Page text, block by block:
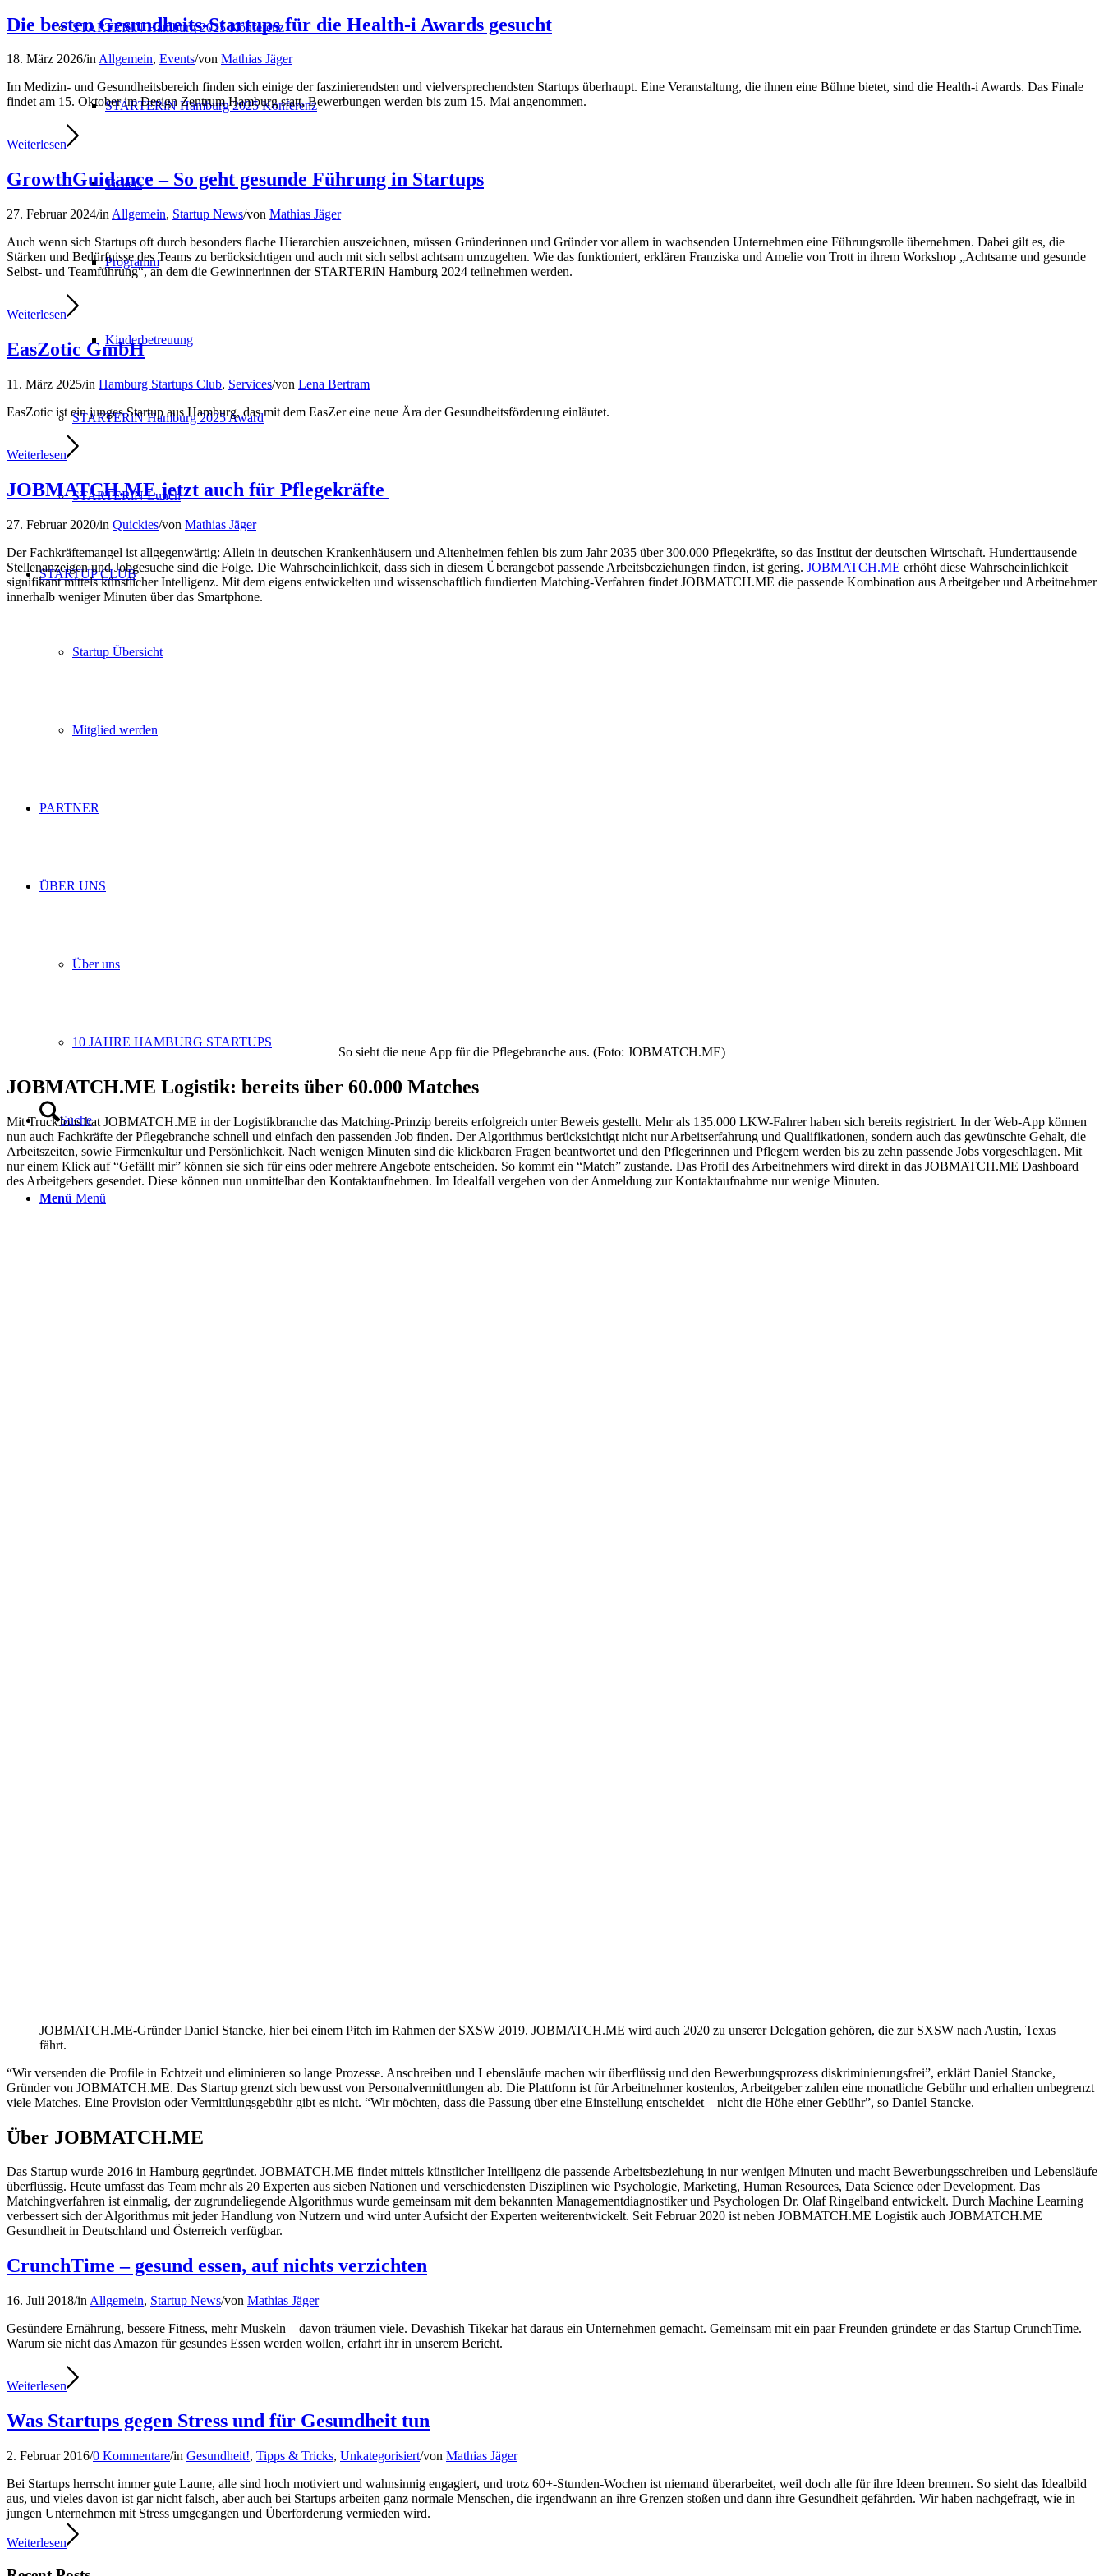
STARTERiN Hamburg 2025 Konferenz
STARTERiN Hamburg 2025 Konferenz
Tickets
Programm
Kinderbetreuung
STARTERiN Hamburg 2025 Award
STARTERiN Lunch
STARTUP CLUB
Startup Übersicht
Mitglied werden
PARTNER
ÜBER UNS
Über uns
10 JAHRE HAMBURG STARTUPS
Suche
Menü Menü
Die besten Gesundheits-Startups für die Health-i Awards gesucht
18. März 2026/inAllgemein, Events/von Mathias Jäger
Im Medizin- und Gesundheitsbereich finden sich einige der faszinierendsten und vielversprechendsten Startups überhaupt. Eine Veranstaltung, die ihnen eine Bühne bietet, sind die Health-i Awards. Das Finale
findet am 15. Oktober im Design Zentrum Hamburg statt, Bewerbungen werden bis zum 15. Mai angenommen.
Weiterlesen
GrowthGuidance – So geht gesunde Führung in Startups
27. Februar 2024/in Allgemein, Startup News/von Mathias Jäger
Auch wenn sich Startups oft durch besonders flache Hierarchien auszeichnen, müssen Gründerinnen und Gründer vor allem in wachsenden Unternehmen eine Führungsrolle übernehmen. Dabei gilt es, die
Stärken und Bedürfnisse des Teams zu berücksichtigen und auch mit sich selbst achtsam umzugehen. Wie das funktioniert, erklären Franziska und Amelie von Trott in ihrem Workshop „Achtsame und gesunde
Selbst- und Teamführung“, an dem die Gewinnerinnen der STARTERiN Hamburg 2024 teilnehmen werden.
Weiterlesen
EasZotic GmbH
11. März 2025/in Hamburg Startups Club, Services/von Lena Bertram
EasZotic ist ein junges Startup aus Hamburg, das mit dem EasZer eine neue Ära der Gesundheitsförderung einläutet.
Weiterlesen
JOBMATCH.ME jetzt auch für Pflegekräfte
27. Februar 2020/in Quickies/von Mathias Jäger
Der Fachkräftemangel ist allgegenwärtig: Allein in deutschen Krankenhäusern und Altenheimen fehlen bis zum Jahr 2035 über 300.000 Pflegekräfte, so das Institut der deutschen Wirtschaft. Hunderttausende
Stellenanzeigen und Jobgesuche sind die Folge. Die Wahrscheinlichkeit, dass sich in diesem Überangebot passende Arbeitsbeziehungen finden, ist gering. JOBMATCH.ME erhöht diese Wahrscheinlichkeit
signifikant mittels künstlicher Intelligenz. Mit dem eigens entwickelten und wissenschaftlich fundierten Matching-Verfahren findet JOBMATCH.ME die passende Kombination aus Arbeitgeber und Arbeitnehmer
innerhalb weniger Minuten über das Smartphone.
So sieht die neue App für die Pflegebranche aus. (Foto: JOBMATCH.ME)
JOBMATCH.ME Logistik: bereits über 60.000 Matches
Mit TruckJobs hat JOBMATCH.ME in der Logistikbranche das Matching-Prinzip bereits erfolgreich unter Beweis gestellt. Mehr als 135.000 LKW-Fahrer haben sich bereits registriert. In der Web-App können
nun auch Fachkräfte der Pflegebranche schnell und einfach den passenden Job finden. Der Algorithmus berücksichtigt nicht nur Arbeitserfahrung und Qualifikationen, sondern auch das gewünschte Gehalt, die
Arbeitszeiten, sowie Firmenkultur und Persönlichkeit. Nach wenigen Minuten sind die klickbaren Fragen beantwortet und den Pflegerinnen und Pflegern werden bis zu zehn passende Jobs vorgeschlagen. Mit
nur einem Klick auf “Gefällt mir” können sie sich für eins oder mehrere Angebote entscheiden. So kommt ein “Match” zustande. Das Profil des Arbeitnehmers wird direkt in das JOBMATCH.ME Dashboard
des Arbeitgebers gesendet. Diese können nun unmittelbar den Kontaktaufnehmen. Im Idealfall vergehen von der Anmeldung zur Kontaktaufnahme nur wenige Minuten.
JOBMATCH.ME-Gründer Daniel Stancke, hier bei einem Pitch im Rahmen der SXSW 2019. JOBMATCH.ME wird auch 2020 zu unserer Delegation gehören, die zur SXSW nach Austin, Texas
fährt.
“Wir versenden die Profile in Echtzeit und eliminieren so lange Prozesse. Anschreiben und Lebensläufe machen wir überflüssig und den Bewerbungsprozess diskriminierungsfrei”, erklärt Daniel Stancke,
Gründer von JOBMATCH.ME. Das Startup grenzt sich bewusst von Personalvermittlungen ab. Die Plattform ist für Arbeitnehmer kostenlos, Arbeitgeber zahlen eine monatliche Gebühr und erhalten unbegrenzt
viele Matches. Eine Provision oder Vermittlungsgebühr gibt es nicht. “Wir möchten, dass die Passung über eine Einstellung entscheidet – nicht die Höhe einer Gebühr”, so Daniel Stancke.
Über JOBMATCH.ME
Das Startup wurde 2016 in Hamburg gegründet. JOBMATCH.ME findet mittels künstlicher Intelligenz die passende Arbeitsbeziehung in nur wenigen Minuten und macht Bewerbungsschreiben und Lebensläufe
überflüssig. Heute umfasst das Team mehr als 20 Experten aus sieben Nationen und verschiedensten Disziplinen wie Psychologie, Marketing, Human Resources, Data Science oder Development. Das
Matchingverfahren ist einmalig, der zugrundeliegende Algorithmus wurde gemeinsam mit dem bekannten Managementdiagnostiker und Psychologen Dr. Olaf Ringelband entwickelt. Durch Machine Learning
verbessert sich der Algorithmus mit jeder Handlung von Nutzern und wird unter Aufsicht der Experten weiterentwickelt. Seit Februar 2020 ist neben JOBMATCH.ME Logistik auch JOBMATCH.ME
Gesundheit in Deutschland und Österreich verfügbar.
CrunchTime – gesund essen, auf nichts verzichten
16. Juli 2018/in Allgemein, Startup News/von Mathias Jäger
Gesündere Ernährung, bessere Fitness, mehr Muskeln – davon träumen viele. Devashish Tikekar hat daraus ein Unternehmen gemacht. Gemeinsam mit ein paar Freunden gründete er das Startup CrunchTime.
Warum sie nicht das Amazon für gesundes Essen werden wollen, erfahrt ihr in unserem Bericht.
Weiterlesen
Was Startups gegen Stress und für Gesundheit tun
2. Februar 2016/0 Kommentare/in Gesundheit!, Tipps & Tricks, Unkategorisiert/von Mathias Jäger
Bei Startups herrscht immer gute Laune, alle sind hoch motiviert und wahnsinnig engagiert, und trotz 60+-Stunden-Wochen ist niemand überarbeitet, weil doch alle für ihre Ideen brennen. So sieht das Idealbild
aus, und vieles davon ist gar nicht falsch, aber auch bei Startups arbeiten ganz normale Menschen, die irgendwann an ihre Grenzen stoßen und dann ihre Gesundheit gefährden. Wir haben nachgefragt, wie in
jungen Unternehmen mit Stress umgegangen und Überforderung vermieden wird.
Weiterlesen